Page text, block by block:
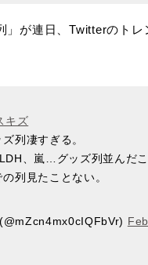
が連日、Twitterのトレ
キズ
列凄すぎる。
、嵐…グッズ列並んだ
列見たことない。